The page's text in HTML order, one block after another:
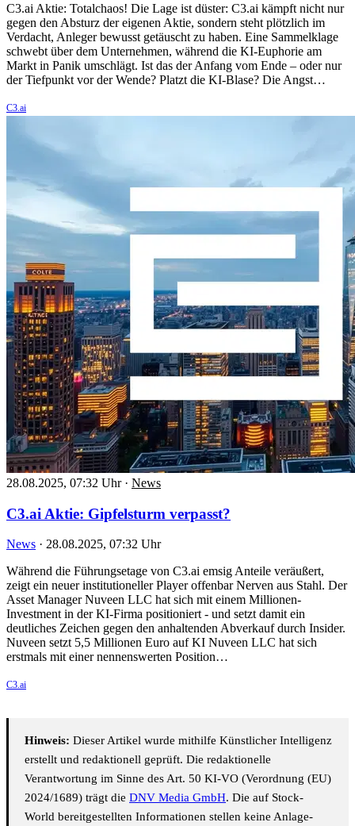
C3.ai Aktie: Totalchaos! Die Lage ist düster: C3.ai kämpft nicht nur
gegen den Absturz der eigenen Aktie, sondern steht plötzlich im
Verdacht, Anleger bewusst getäuscht zu haben. Eine Sammelklage
schwebt über dem Unternehmen, während die KI-Euphorie am
Markt in Panik umschlägt. Ist das der Anfang vom Ende – oder nur
der Tiefpunkt vor der Wende? Platzt die KI-Blase? Die Angst…
C3.ai
28.08.2025, 07:32 Uhr · News
C3.ai Aktie: Gipfelsturm verpasst?
News · 28.08.2025, 07:32 Uhr
Während die Führungsetage von C3.ai emsig Anteile veräußert,
zeigt ein neuer institutioneller Player offenbar Nerven aus Stahl. Der
Asset Manager Nuveen LLC hat sich mit einem Millionen-
Investment in der KI-Firma positioniert - und setzt damit ein
deutliches Zeichen gegen den anhaltenden Abverkauf durch Insider.
Nuveen setzt 5,5 Millionen Euro auf KI Nuveen LLC hat sich
erstmals mit einer nennenswerten Position…
C3.ai
Hinweis: Dieser Artikel wurde mithilfe Künstlicher Intelligenz
erstellt und redaktionell geprüft. Die redaktionelle
Verantwortung im Sinne des Art. 50 KI-VO (Verordnung (EU)
2024/1689) trägt die DNV Media GmbH. Die auf Stock-
World bereitgestellten Informationen stellen keine Anlage-